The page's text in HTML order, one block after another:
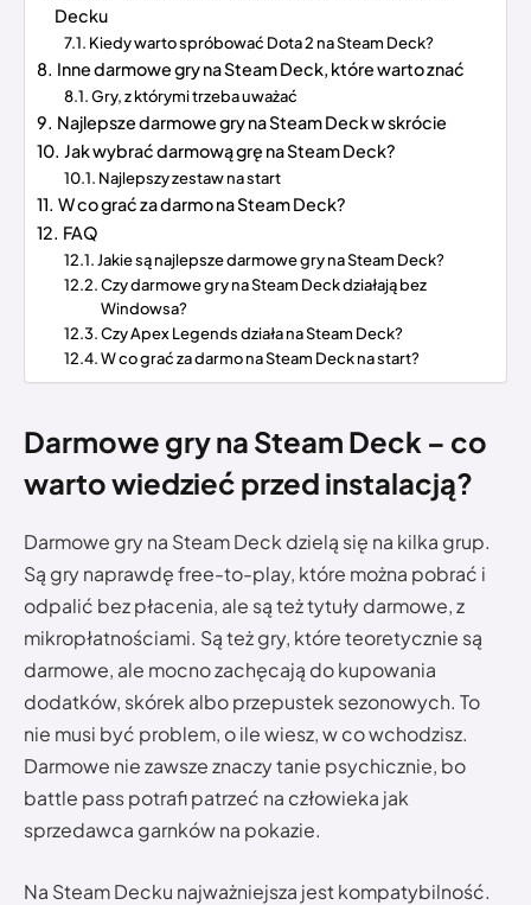
Decku
Kiedy warto spróbować Dota 2 na Steam Deck?
Inne darmowe gry na Steam Deck, które warto znać
Gry, z którymi trzeba uważać
Najlepsze darmowe gry na Steam Deck w skrócie
Jak wybrać darmową grę na Steam Deck?
Najlepszy zestaw na start
W co grać za darmo na Steam Deck?
FAQ
Jakie są najlepsze darmowe gry na Steam Deck?
Czy darmowe gry na Steam Deck działają bez
Windowsa?
Czy Apex Legends działa na Steam Deck?
W co grać za darmo na Steam Deck na start?
Darmowe gry na Steam Deck – co
warto wiedzieć przed instalacją?
Darmowe gry na Steam Deck dzielą się na kilka grup.
Są gry naprawdę free-to-play, które można pobrać i
odpalić bez płacenia, ale są też tytuły darmowe, z
mikropłatnościami. Są też gry, które teoretycznie są
darmowe, ale mocno zachęcają do kupowania
dodatków, skórek albo przepustek sezonowych. To
nie musi być problem, o ile wiesz, w co wchodzisz.
Darmowe nie zawsze znaczy tanie psychicznie, bo
battle pass potrafi patrzeć na człowieka jak
sprzedawca garnków na pokazie.
Na Steam Decku najważniejsza jest kompatybilność.